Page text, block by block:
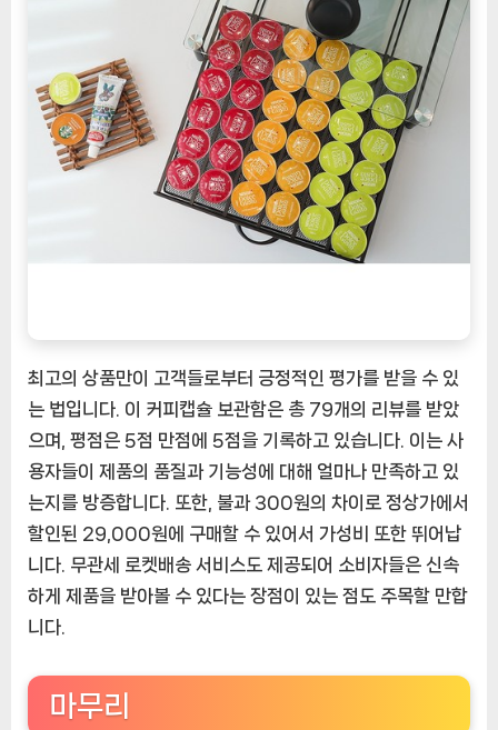
최고의 상품만이 고객들로부터 긍정적인 평가를 받을 수 있
는 법입니다. 이 커피캡슐 보관함은 총 79개의 리뷰를 받았
으며, 평점은 5점 만점에 5점을 기록하고 있습니다. 이는 사
용자들이 제품의 품질과 기능성에 대해 얼마나 만족하고 있
는지를 방증합니다. 또한, 불과 300원의 차이로 정상가에서
할인된 29,000원에 구매할 수 있어서 가성비 또한 뛰어납
니다. 무관세 로켓배송 서비스도 제공되어 소비자들은 신속
하게 제품을 받아볼 수 있다는 장점이 있는 점도 주목할 만합
니다.
마무리